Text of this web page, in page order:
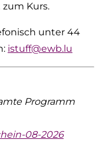
Kurs.
unter 44
istuff@ewb.lu
Programm
08-2026